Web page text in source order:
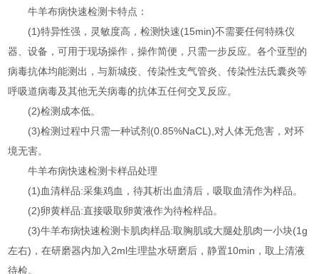
牛羊布病快速检测卡特点：
(1)特异性强，灵敏度高，检测快速(15min)不需要任何特殊仪
器、设备，可用于现场操作，操作简便，只需一步反应。各个亚型的
病毒抗体均能测出，与新城疫、传染性支气管炎、传染性法氏囊炎等
呼吸道病毒及其他无关病毒的抗体五任何交叉反应。
(2)检测成本低。
(3)检测过程中只需一种试剂(0.85%NaCL),对人体无危害，对环
境无害。
牛羊布病快速检测卡样品处理
(1)血清样品:采集鸡血，待其析出血清后，吸取血清作为样品。
(2)卵黄样品:直接吸取卵黄液作为待检样品。
(3)牛羊布病快速检测卡肌肉样品:取胸肌或大腿处肌肉一小块(1g
左右)，在研磨器内加入2ml生理盐水研磨后，静置10min，取上清液
待检。